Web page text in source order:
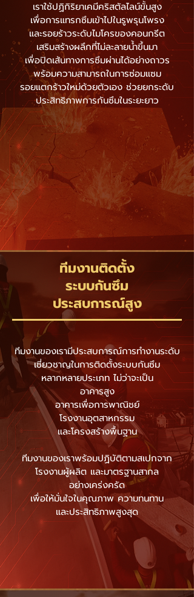
เราใช้ปฏิกิริยาเคมีคริสตัลไลน์ขั้นสูง
เพื่อการแทรกซึมเข้าไปในรูพรุนโพรง
และรอยร้าวระดับไมโครของคอนกรีต
เสริมสร้างผลึกที่ไม่ละลายน้ำขึ้นมา
เพื่อปิดเส้นทางการซึมผ่านได้อย่างถาวร
พร้อมความสามารถในการซ่อมแซม
รอยแตกร้าวใหม่ด้วยตัวเอง ช่วยยกระดับ
ประสิทธิภาพการกันซึมในระยะยาว
ทีมงานติดตั้ง
ระบบกันซึม
ประสบการณ์สูง
ทีมงานของเรามีประสบการณ์การทำงานระดับ
เชี่ยวชาญในการติดตั้งระบบกันซึม
หลากหลายประเภท ไม่ว่าจะเป็น
อาคารสูง
อาคารเพื่อการพาณิชย์
โรงงานอุตสาหกรรม
และโครงสร้างพื้นฐาน
ทีมงานของเราพร้อมปฏิบัติตามสเปกจาก
โรงงานผู้ผลิต และมาตรฐานสากล
อย่างเคร่งครัด
เพื่อให้มั่นใจในคุณภาพ ความทนทาน
และประสิทธิภาพสูงสุด